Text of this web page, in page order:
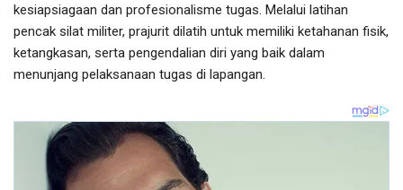
kesiapsiagaan dan profesionalisme tugas. Melalui latihan
pencak silat militer, prajurit dilatih untuk memiliki ketahanan fisik,
ketangkasan, serta pengendalian diri yang baik dalam
menunjang pelaksanaan tugas di lapangan.